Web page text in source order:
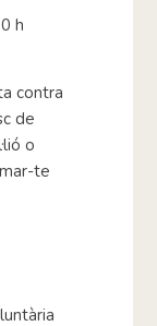
h
contra
de
o
te